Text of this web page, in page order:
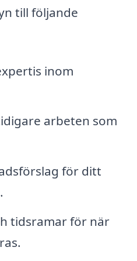
till följande
inom
arbeten som
för ditt
tidsramar för när